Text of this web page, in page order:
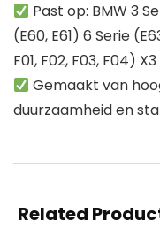
Past op: BMW 3
(E60, E61) 6 Serie
F01, F02, F03, F04)
Gemaakt van
duurzaamheid en
Related